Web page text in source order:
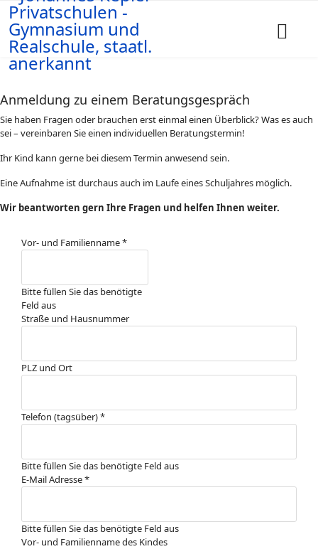
Anmeldung zu einem Beratungsgespräch
Sie haben Fragen oder brauchen erst einmal einen Überblick? Was es auch
sei – vereinbaren Sie einen individuellen Beratungstermin!
Ihr Kind kann gerne bei diesem Termin anwesend sein.
Eine Aufnahme ist durchaus auch im Laufe eines Schuljahres möglich.
Wir beantworten gern Ihre Fragen und helfen Ihnen weiter.
Vor- und Familienname*
Bitte füllen Sie das benötigte
Feld aus
Straße und Hausnummer
PLZ und Ort
Telefon (tagsüber)*
Bitte füllen Sie das benötigte Feld aus
E-Mail Adresse*
Bitte füllen Sie das benötigte Feld aus
Vor- und Familienname des Kindes